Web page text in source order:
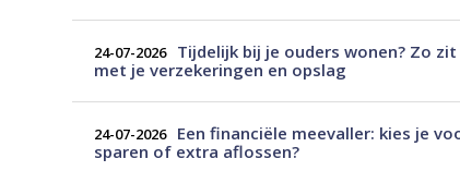
24-07-2026
Tijdelijk bij je ouders wonen? Zo
met je verzekeringen en opslag
24-07-2026
Een financiële meevaller: kies je
sparen of extra aflossen?